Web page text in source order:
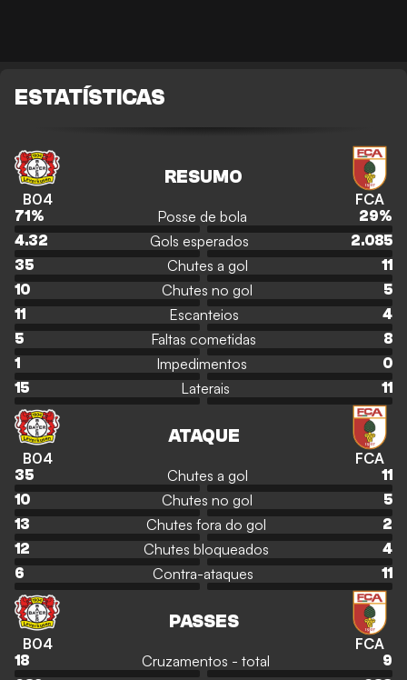
ESTATÍSTICAS
B04
RESUMO
FCA
71 % Posse de bola 29%
4.32
Gols esperados
2.085
35
Chutes a gol
11
10
Chutes no gol
5
11
Escanteios
4
5
Faltas cometidas
8
1
Impedimentos
0
15
Laterais 11
B04
ATAQUE
FCA
35 Chutes a gol
11
10
Chutes no gol
5
13
Chutes fora do gol
2
12
Chutes bloqueados
4
6
Contra-ataques 11
B04
PASSES
FCA
18 Cruzamentos - total
9